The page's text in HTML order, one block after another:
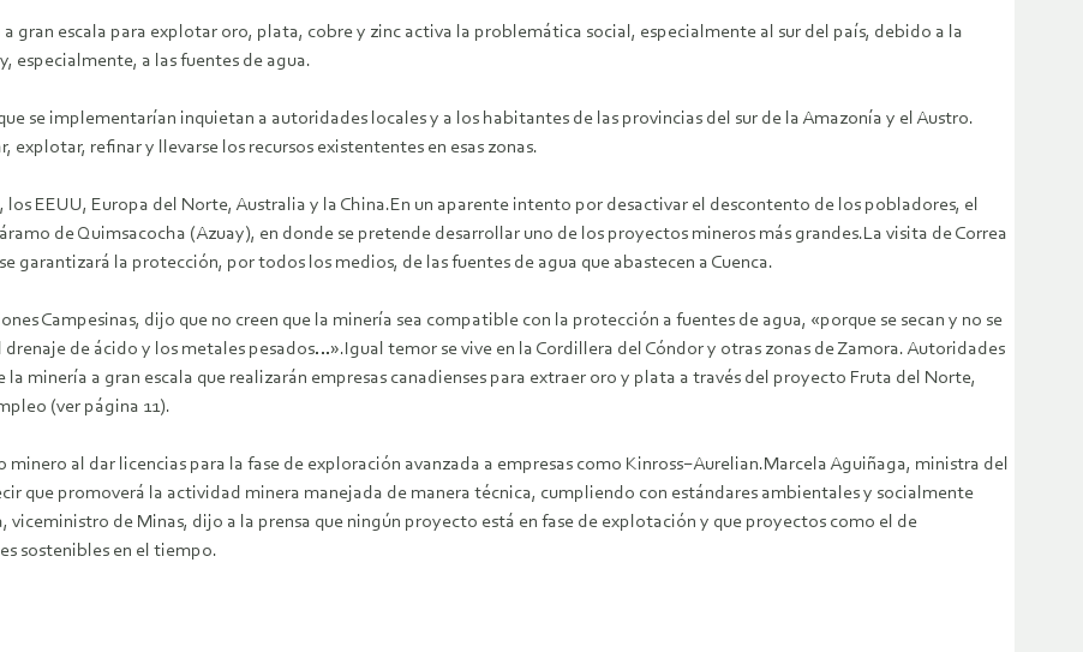
a gran escala para explotar oro, plata, cobre y zinc activa la problemática social, especialmente al sur del país, debido a la
especialmente, a las fuentes de agua.
se implementarían inquietan a autoridades locales y a los habitantes de las provincias del sur de la Amazonía y el Austro.
explotar, refinar y llevarse los recursos existententes en esas zonas.
los EEUU, Europa del Norte, Australia y la China.En un aparente intento por desactivar el descontento de los pobladores, el
de Quimsacocha (Azuay), en donde se pretende desarrollar uno de los proyectos mineros más grandes.La visita de Correa
garantizará la protección, por todos los medios, de las fuentes de agua que abastecen a Cuenca.
Campesinas, dijo que no creen que la minería sea compatible con la protección a fuentes de agua, «porque se secan y no se
de ácido y los metales pesados…».Igual temor se vive en la Cordillera del Cóndor y otras zonas de Zamora. Autoridades
minería a gran escala que realizarán empresas canadienses para extraer oro y plata a través del proyecto Fruta del Norte,
(ver página 11).
al dar licencias para la fase de exploración avanzada a empresas como Kinross−Aurelian.Marcela Aguiñaga, ministra del
que promoverá la actividad minera manejada de manera técnica, cumpliendo con estándares ambientales y socialmente
viceministro de Minas, dijo a la prensa que ningún proyecto está en fase de explotación y que proyectos como el de
sostenibles en el tiempo.